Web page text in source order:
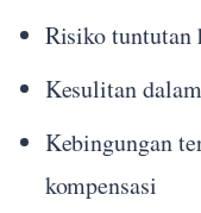
Risiko tuntutan
Kesulitan
Kebingungan
kompensasi